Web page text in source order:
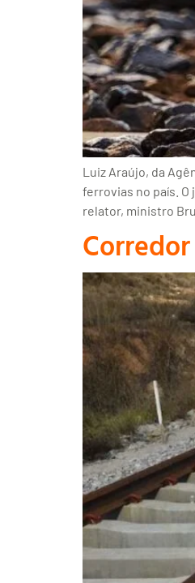
Luiz Araújo, da
ferrovias no país.
relator, ministro